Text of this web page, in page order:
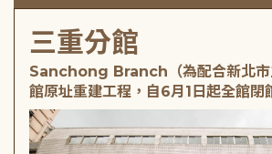
三重分館
Sanchong Branch（為配合新北市
館原址重建工程，自6月1日起全館閉